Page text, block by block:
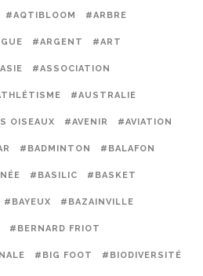
#AQTIBLOOM #ARBRE
#ARGENT #ART
#ASSOCIATION
#AUSTRALIE
OISEAUX #AVENIR #AVIATION
#BADMINTON #BALAFON
#BASILIC #BASKET
#BAYEUX #BAZAINVILLE
#BERNARD FRIOT
#BIG FOOT #BIODIVERSITÉ